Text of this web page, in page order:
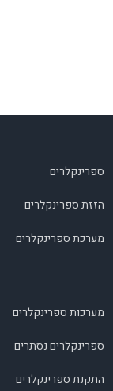
ספרינקלרים
הזזת ספרינקלרים
מערכת ספרינקלרים
מערכות ספרינקלרים
ספרינקלרים נסתרים
התקנת ספרינקלרים